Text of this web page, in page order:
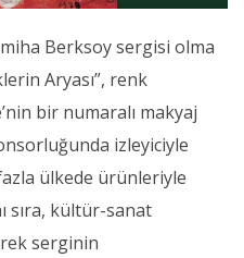
Berksoy sergisi olma
Aryası”, renk
bir numaralı makyaj
izleyiciyle
ülkede ürünleriyle
sıra, kültür-sanat
serginin